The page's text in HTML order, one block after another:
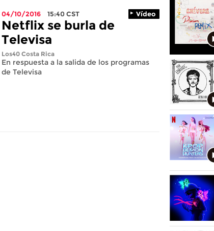
04/10/2016 15:40CST Vídeo
Netflix se burla de
Televisa
Los40 Costa Rica
En respuesta a la salida de los programas
de Televisa